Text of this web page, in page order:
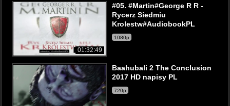
01:32:49
#05. #Martin#George R R -
Rycerz Siedmiu
Krolestw#AudiobookPL
1080p
Baahubali 2 The Conclusion
2017 HD napisy PL
720p